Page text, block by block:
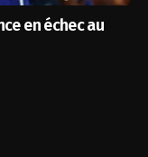
en échec au